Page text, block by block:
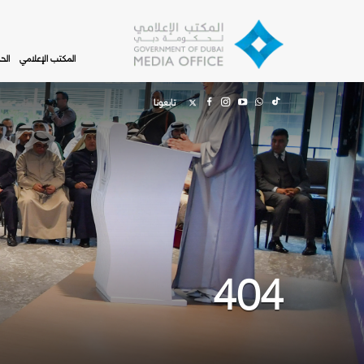
المكتب الإعلامي
تابعونا
404